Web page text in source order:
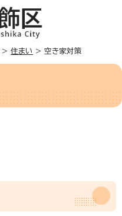
> 住まい > 空き家対策